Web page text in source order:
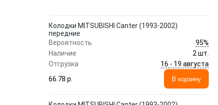
Колодки MITSUBISHI Canter (1993-2002)
передние
Вероятность
95%
Наличие
2 шт.
Отгрузка
16 - 19 августа
66.78 p.
В корзину